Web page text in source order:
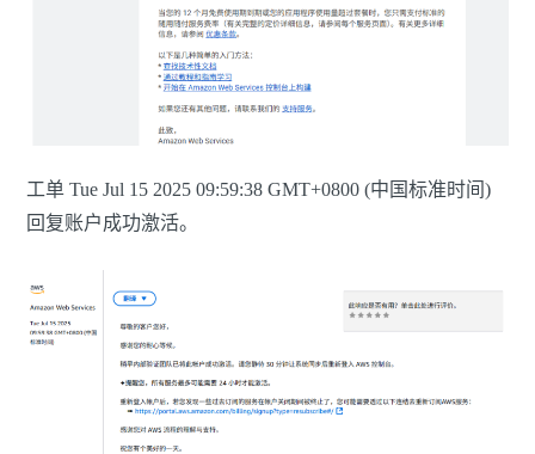
工单 Tue Jul 15 2025 09:59:38 GMT+0800 (中国标准时间)
回复账户成功激活。